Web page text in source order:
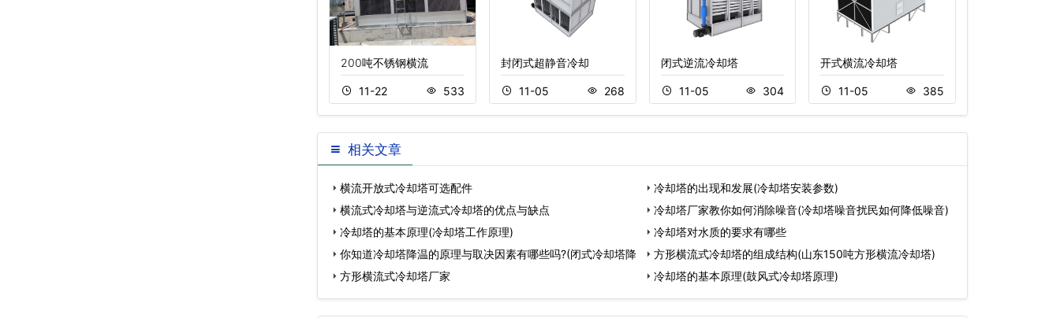
200吨不锈钢横流
11-22 533
封闭式超静音冷却
11-05 268
闭式逆流冷却塔
11-05 304
开式横流冷却塔
11-05 385
相关文章
横流开放式冷却塔可选配件
冷却塔的出现和发展(冷却塔安装参数)
横流式冷却塔与逆流式冷却塔的优点与缺点
冷却塔厂家教你如何消除噪音(冷却塔噪音扰民如何降低噪音)
冷却塔的基本原理(冷却塔工作原理)
冷却塔对水质的要求有哪些
你知道冷却塔降温的原理与取决因素有哪些吗?(闭式冷却塔降
方形横流式冷却塔的组成结构(山东150吨方形横流冷却塔)
方形横流式冷却塔厂家
冷却塔的基本原理(鼓风式冷却塔原理)